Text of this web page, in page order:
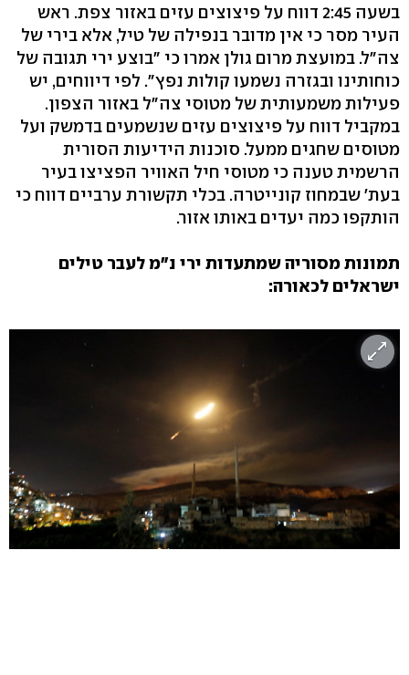
בשעה 2:45 דווח על פיצוצים עזים באזור צפת. ראש
העיר מסר כי אין מדובר בנפילה של טיל, אלא בירי של
צה"ל. במועצת מרום גולן אמרו כי "בוצע ירי תגובה של
כוחותינו ובגזרה נשמעו קולות נפץ". לפי דיווחים, יש
פעילות משמעותית של מטוסי צה"ל באזור הצפון.
במקביל דווח על פיצוצים עזים שנשמעים בדמשק ועל
מטוסים שחגים ממעל. סוכנות הידיעות הסורית
הרשמית טענה כי מטוסי חיל האוויר הפציצו בעיר
בעת' שבמחוז קונייטרה. בכלי תקשורת ערביים דווח כי
הותקפו כמה יעדים באותו אזור.
תמונות מסוריה שמתעדות ירי נ"מ לעבר טילים
ישראלים לכאורה: